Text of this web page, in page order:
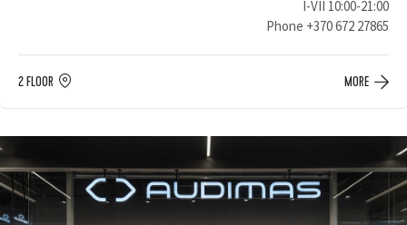
I-VII 10:00-21:00
Phone +370 672 27865
2 FLOOR MORE